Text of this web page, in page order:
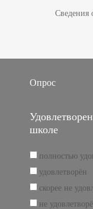
Сведения
Опрос
школе
полностью
удовлетворён
скорее не
не